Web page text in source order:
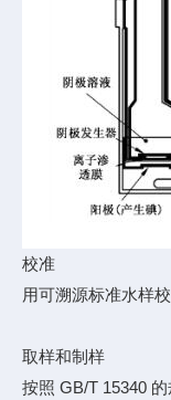
校准
用可溯源标准水样
取样和制样
按照 GB/T 15340